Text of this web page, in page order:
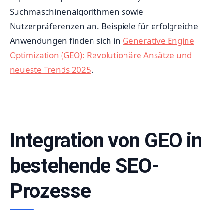
Suchmaschinenalgorithmen sowie
Nutzerpräferenzen an. Beispiele für erfolgreiche
Anwendungen finden sich in Generative Engine
Optimization (GEO): Revolutionäre Ansätze und
neueste Trends 2025.
Integration von GEO in
bestehende SEO-
Prozesse